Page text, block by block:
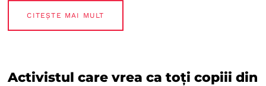
CITEȘTE MAI MULT
Activistul care vrea ca toți copiii din